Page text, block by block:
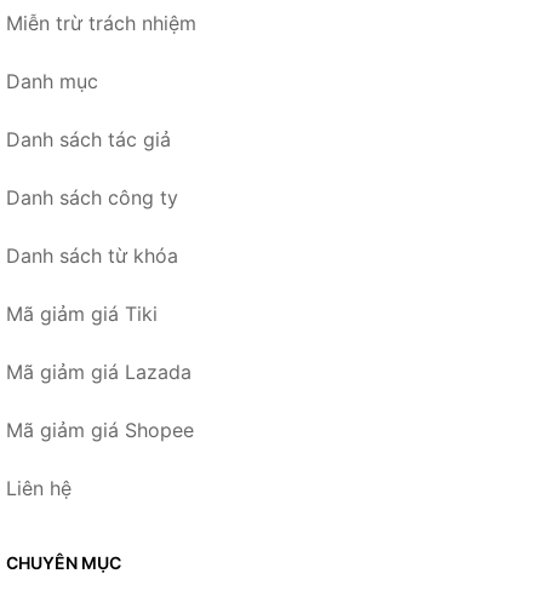
Miễn trừ trách nhiệm
Danh mục
Danh sách tác giả
Danh sách công ty
Danh sách từ khóa
Mã giảm giá Tiki
Mã giảm giá Lazada
Mã giảm giá Shopee
Liên hệ
CHUYÊN MỤC